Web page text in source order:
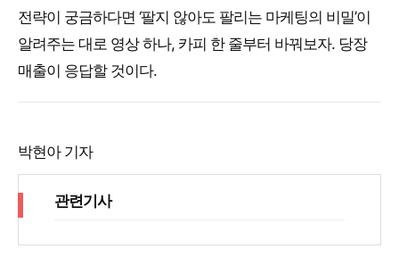
전략이 궁금하다면 ‘팔지 않아도 팔리는 마케팅의 비밀’이
알려주는 대로 영상 하나, 카피 한 줄부터 바꿔보자. 당장
매출이 응답할 것이다.
박현아 기자
관련기사